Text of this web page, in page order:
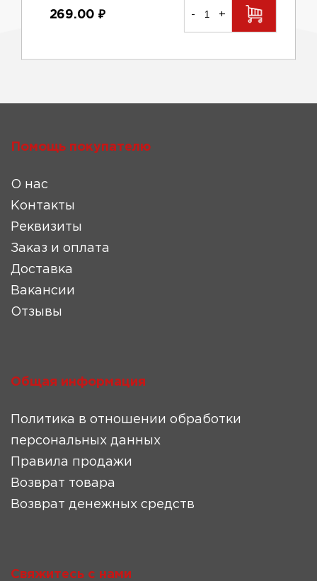
269.00 ₽ - +
Помощь покупателю
О нас
Контакты
Реквизиты
Заказ и оплата
Доставка
Вакансии
Отзывы
Общая информация
Политика в отношении обработки
персональных данных
Правила продажи
Возврат товара
Возврат денежных средств
Свяжитесь с нами